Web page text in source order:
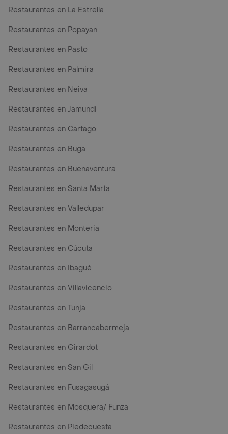
Restaurantes en La Estrella
Restaurantes en Popayan
Restaurantes en Pasto
Restaurantes en Palmira
Restaurantes en Neiva
Restaurantes en Jamundi
Restaurantes en Cartago
Restaurantes en Buga
Restaurantes en Buenaventura
Restaurantes en Santa Marta
Restaurantes en Valledupar
Restaurantes en Monteria
Restaurantes en Cúcuta
Restaurantes en Ibagué
Restaurantes en Villavicencio
Restaurantes en Tunja
Restaurantes en Barrancabermeja
Restaurantes en Girardot
Restaurantes en San Gil
Restaurantes en Fusagasugá
Restaurantes en Mosquera/ Funza
Restaurantes en Piedecuesta